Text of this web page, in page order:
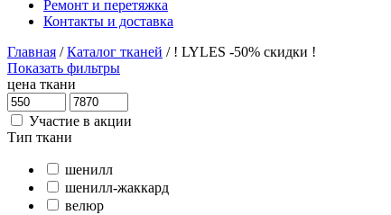
Ремонт и перетяжка
Контакты и доставка
Главная / Каталог тканей / ! LYLES -50% скидки !
Показать фильтры
цена ткани
Участие в акции
Тип ткани
шенилл
шенилл-жаккард
велюр